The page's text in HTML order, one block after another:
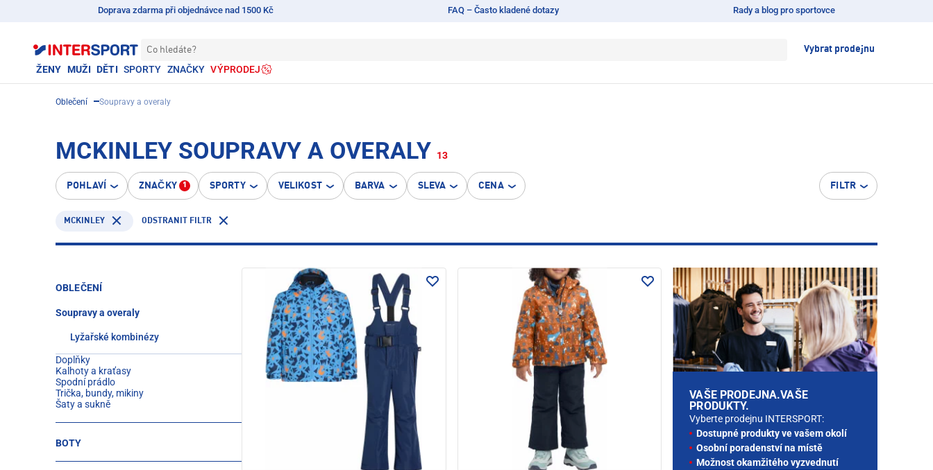
Doprava zdarma při objednávce nad 1500 Kč FAQ – Často kladené dotazy Rady a blog pro sportovce
Co hledáte? Vybrat prodejnu
ŽENY MUŽI DĚTI SPORTY ZNAČKY VÝPRODEJ
Oblečení Soupravy a overaly
MCKINLEY SOUPRAVY A OVERALY 13
POHLAVÍ ZNAČKY 1 SPORTY VELIKOST BARVA SLEVA CENA FILTR
MCKINLEY ODSTRANIT FILTR
OBLEČENÍ
Soupravy a overaly
Lyžařské kombinézy
Doplňky
Kalhoty a kraťasy
Spodní prádlo
Trička, bundy, mikiny
Šaty a sukně
BOTY
VAŠE PRODEJNA.VAŠE
PRODUKTY.
Vyberte prodejnu INTERSPORT:
Dostupné produkty ve vašem okolí
Osobní poradenství na místě
Možnost okamžitého vyzvednutí